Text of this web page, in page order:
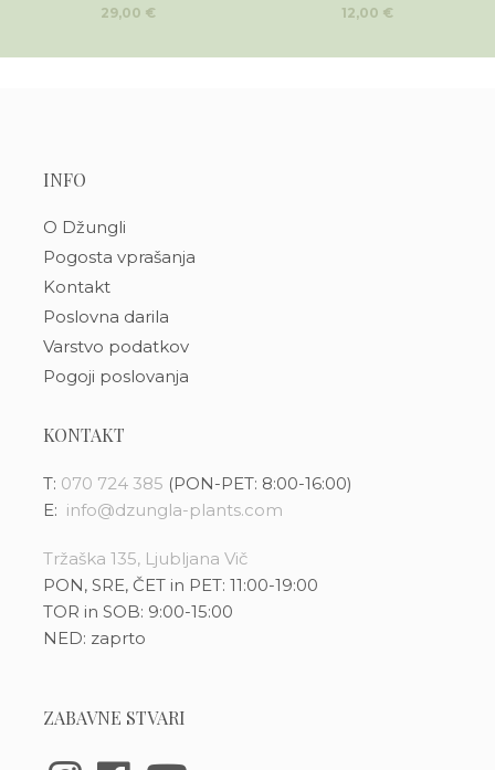
29,00 € 12,00 €
INFO
O Džungli
Pogosta vprašanja
Kontakt
Poslovna darila
Varstvo podatkov
Pogoji poslovanja
KONTAKT
T: 070 724 385 (PON-PET: 8:00-16:00)
E: info@dzungla-plants.com
Tržaška 135, Ljubljana Vič
PON, SRE, ČET in PET: 11:00-19:00
TOR in SOB: 9:00-15:00
NED: zaprto
ZABAVNE STVARI